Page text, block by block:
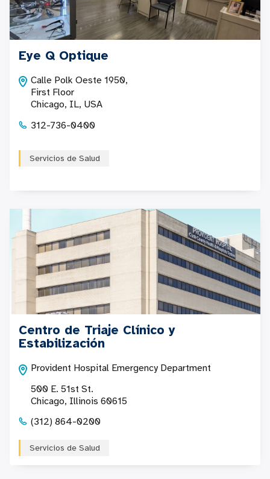
Eye Q Optique
Calle Polk Oeste 1950,
First Floor
Chicago, IL, USA
312-736-0400
Servicios de Salud
Centro de Triaje Clínico y
Estabilización
Provident Hospital Emergency Department
500 E. 51st St.
Chicago, Illinois 60615
(312) 864-0200
Servicios de Salud